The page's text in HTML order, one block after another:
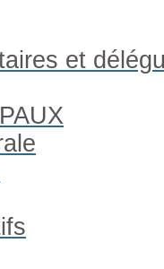
et